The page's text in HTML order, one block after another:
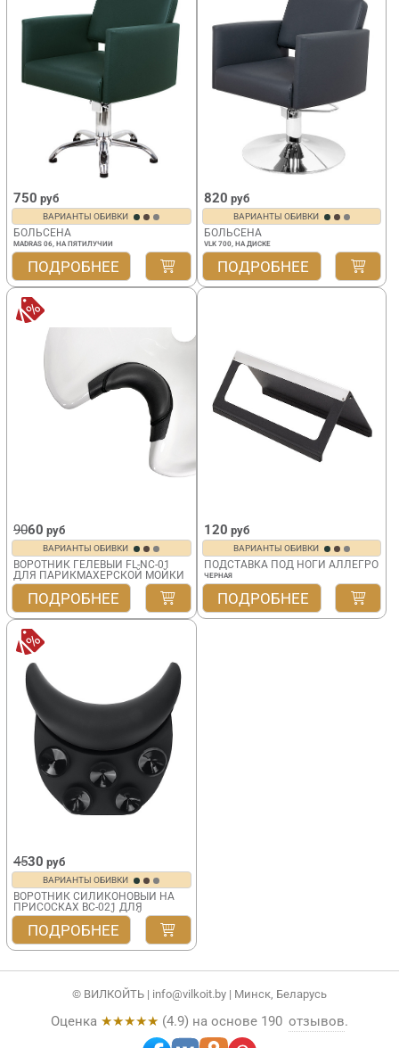
750 руб
ВАРИАНТЫ ОБИВКИ
БОЛЬСЕНА
MADRAS 06, НА ПЯТИЛУЧИИ
ПОДРОБНЕЕ
820 руб
ВАРИАНТЫ ОБИВКИ
БОЛЬСЕНА
VLK 700, НА ДИСКЕ
ПОДРОБНЕЕ
9060 руб
ВАРИАНТЫ ОБИВКИ
ВОРОТНИК ГЕЛЕВЫЙ FL-NC-01
ДЛЯ ПАРИКМАХЕРСКОЙ МОЙКИ
ПОДРОБНЕЕ
120 руб
ВАРИАНТЫ ОБИВКИ
ПОДСТАВКА ПОД НОГИ АЛЛЕГРО
ЧЕРНАЯ
ПОДРОБНЕЕ
4530 руб
ВАРИАНТЫ ОБИВКИ
ВОРОТНИК СИЛИКОНОВЫЙ НА
ПРИСОСКАХ BC-021 ДЛЯ
ПАРИКМАХЕРСКОЙ МОЙКИ
ПОДРОБНЕЕ
© ВИЛКОЙТЬ | info@vilkoit.by | Минск, Беларусь
Оценка ★★★★★ (4.9) на основе 190 отзывов.